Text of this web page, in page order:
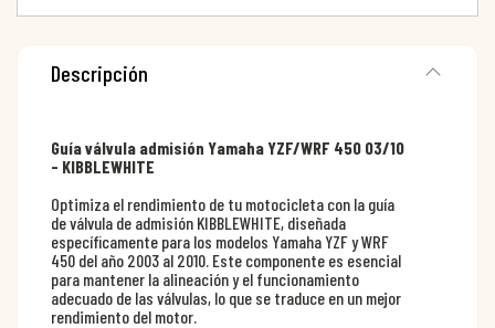
Descripción
Guía válvula admisión Yamaha YZF/WRF 450 03/10
- KIBBLEWHITE
Optimiza el rendimiento de tu motocicleta con la guía
de válvula de admisión KIBBLEWHITE, diseñada
específicamente para los modelos Yamaha YZF y WRF
450 del año 2003 al 2010. Este componente es esencial
para mantener la alineación y el funcionamiento
adecuado de las válvulas, lo que se traduce en un mejor
rendimiento del motor.